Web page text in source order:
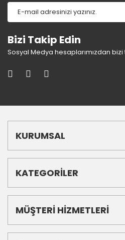
Bizi Takip Edin
Sosyal Medya hesaplarımızdan
KURUMSAL
KATEGORİLER
MÜŞTERİ HİZMETLERİ